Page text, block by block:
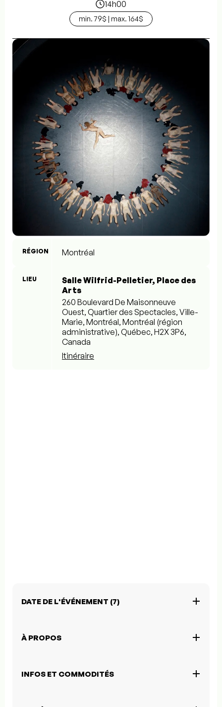
14h00
min. 79$ | max. 164$
RÉGION Montréal
LIEU
Salle Wilfrid-Pelletier, Place des
Arts
260 Boulevard De Maisonneuve
Ouest, Quartier des Spectacles, Ville-
Marie, Montréal, Montréal (région
administrative), Québec, H2X 3P6,
Canada
Itinéraire
DATE DE L'ÉVÉNEMENT (7)
À PROPOS
INFOS ET COMMODITÉS